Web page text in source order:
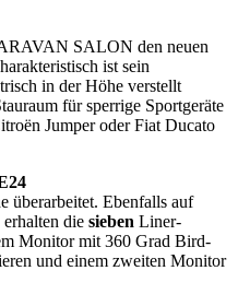
SALON den neuen
ist sein
in der Höhe verstellt
für sperrige Sportgeräte
Jumper oder Fiat Ducato
überarbeitet. Ebenfalls auf
die sieben Liner-
Monitor mit 360 Grad Bird-
und einem zweiten Monitor